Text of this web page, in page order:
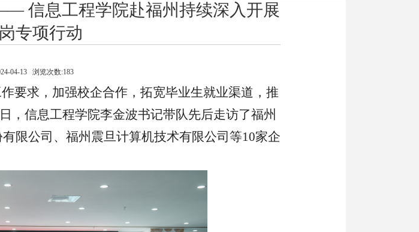
信息工程学院赴福州持续深入开展
专项行动
04-13 浏览次数:183
要求，加强校企合作，拓宽毕业生就业渠道，推
，信息工程学院李金波书记带队先后走访了福州
限公司、福州震旦计算机技术有限公司等10家企